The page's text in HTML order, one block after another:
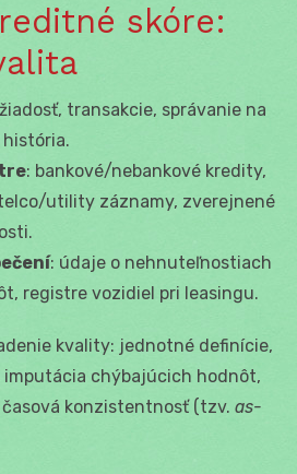
skóre:
transakcie, správanie na
: bankové/nebankové kredity,
utility záznamy, zverejnené
: údaje o nehnuteľnostiach
registre vozidiel pri leasingu.
kvality: jednotné definície,
chýbajúcich hodnôt,
konzistentnosť (tzv. as-